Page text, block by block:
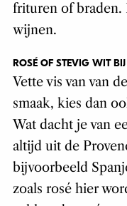
frituren of braden.
wijnen.
ROSÉ OF STEVIG WIT
Vette vis van van
smaak, kies dan
Wat dacht je van
altijd uit de
bijvoorbeeld
zoals rosé hier